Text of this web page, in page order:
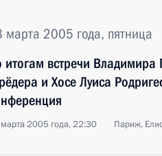
марта 2005 года, пятница
итогам встречи
и Хосе Луиса
2005 года, 22:30 Париж,